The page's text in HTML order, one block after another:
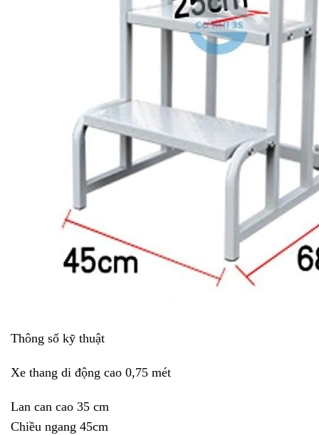
Thông số kỹ thuật
Xe thang di động cao 0,75 mét
Lan can cao 35 cm
Chiều ngang 45cm